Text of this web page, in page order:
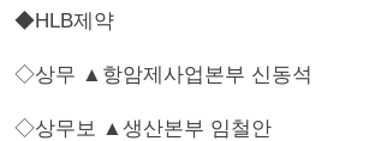
◆HLB제약
◇상무 ▲항암제사업본부 신동석
◇상무보 ▲생산본부 임철안